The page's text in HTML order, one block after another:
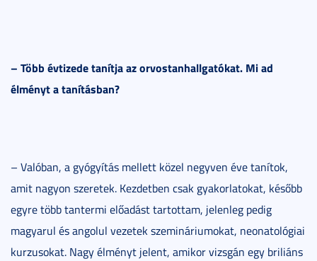
– Több évtizede tanítja az orvostanhallgatókat. Mi ad
élményt a tanításban?
– Valóban, a gyógyítás mellett közel negyven éve tanítok,
amit nagyon szeretek. Kezdetben csak gyakorlatokat, később
egyre több tantermi előadást tartottam, jelenleg pedig
magyarul és angolul vezetek szemináriumokat, neonatológiai
kurzusokat. Nagy élményt jelent, amikor vizsgán egy briliáns